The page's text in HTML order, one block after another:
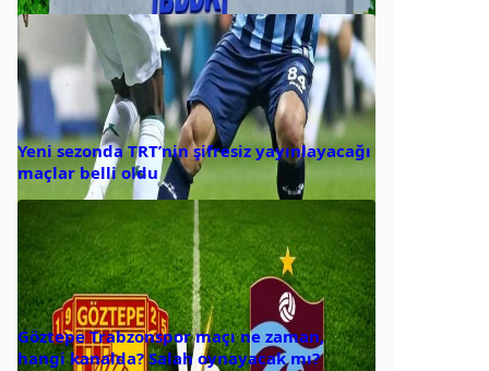
Yeni sezonda TRT’nin şifresiz yayınlayacağı
maçlar belli oldu
Göztepe Trabzonspor maçı ne zaman,
hangi kanalda? Salah oynayacak mı?